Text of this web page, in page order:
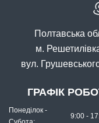
Полтавська
м.
вул.
ГРАФІК
Понеділок -
9:00 -